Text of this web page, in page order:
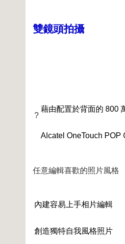
雙鏡頭拍攝
?
藉由配置於背面的 800
Alcatel OneTouch POP
任意編輯喜歡的照片風格
內建容易上手相片編輯
創造獨特自我風格照片